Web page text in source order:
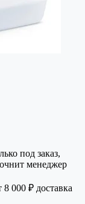
под заказ,
менеджер
000 ₽ доставка